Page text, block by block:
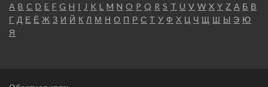
A B C D E F G H I J K L M N O P Q R S T U V W X Y Z А Б В
Г Д Е Ё Ж З И Й К Л М Н О П Р С Т У Ф Х Ц Ч Щ Ш Ы Э Ю
Я